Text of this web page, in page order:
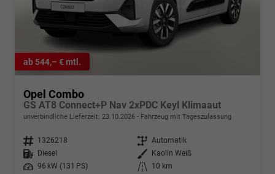
ab 544,– € mtl.
Opel Combo
GS AT8 Connect+P Nav 2xPDC Keyl Klimaaut
unverbindliche Lieferzeit: 23.10.2026 Fahrzeug mit Tageszulassung
Fahrzeugnr. 1326218 Getriebe Automatik
Kraftstoff
Diesel Außenfarbe
Kaolin Weiß
Leistung
96 kW (131 PS) Kilometerstand
10 km